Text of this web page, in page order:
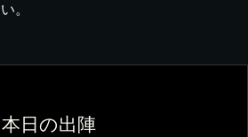
。
本日の出陣